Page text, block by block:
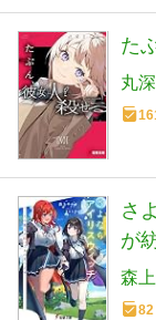
た
丸
さ
が
森
82